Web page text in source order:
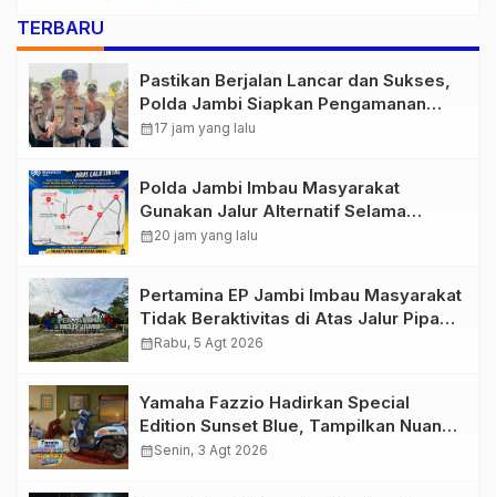
TERBARU
Pastikan Berjalan Lancar dan Sukses,
Polda Jambi Siapkan Pengamanan
Berlapis untuk 8.750 Pelari, 1.848
calendar_month17 jam yang lalu
Polda Jambi Imbau Masyarakat
Gunakan Jalur Alternatif Selama
Pelaksanaan Presisi Merdeka Run
calendar_month20 jam yang lalu
Pertamina EP Jambi Imbau Masyarakat
Tidak Beraktivitas di Atas Jalur Pipa
Migas Demi Keselamatan Bersama
calendar_monthRabu, 5 Agt 2026
Yamaha Fazzio Hadirkan Special
Edition Sunset Blue, Tampilkan Nuansa
Retro Summer yang Semakin Skena
calendar_monthSenin, 3 Agt 2026